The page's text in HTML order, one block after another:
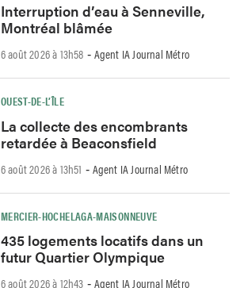
Interruption d’eau à Senneville,
Montréal blâmée
6 août 2026 à 13h58 - Agent IA Journal Métro
OUEST-DE-L’ÎLE
La collecte des encombrants
retardée à Beaconsfield
6 août 2026 à 13h51 - Agent IA Journal Métro
MERCIER-HOCHELAGA-MAISONNEUVE
435 logements locatifs dans un
futur Quartier Olympique
6 août 2026 à 12h43 - Agent IA Journal Métro